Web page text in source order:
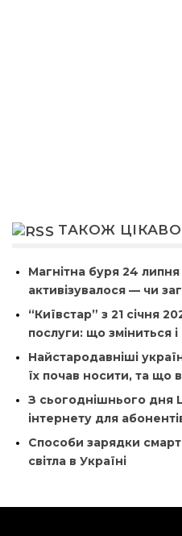
ТАКОЖ
Магнітна буря 24
активізувалося — чи
“Київстар” з 21 січня
послуги: що зміниться
Найстародавніші
їх почав носити, та що
З сьогоднішнього дня
інтернету для
Способи зарядки
світла в Україні